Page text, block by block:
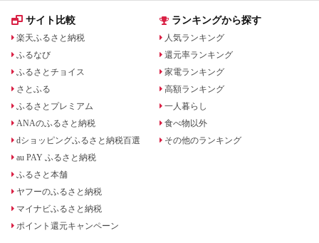
サイト比較
楽天ふるさと納税
ふるなび
ふるさとチョイス
さとふる
ふるさとプレミアム
ANAのふるさと納税
dショッピングふるさと納税百選
au PAY ふるさと納税
ふるさと本舗
ヤフーのふるさと納税
マイナビふるさと納税
ポイント還元キャンペーン
ランキングから探す
人気ランキング
還元率ランキング
家電ランキング
高額ランキング
一人暮らし
食べ物以外
その他のランキング